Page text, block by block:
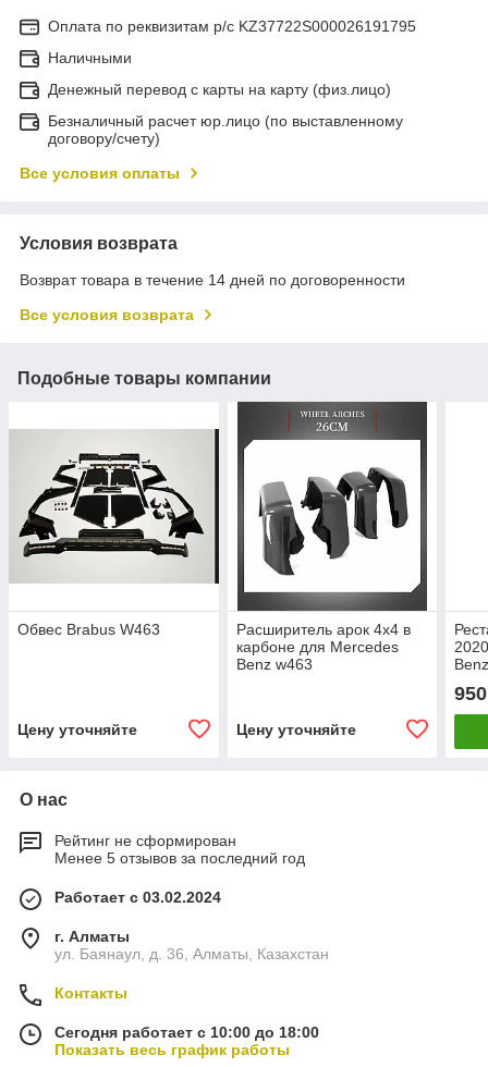
Оплата по реквизитам р/с KZ37722S000026191795
Наличными
Денежный перевод с карты на карту (физ.лицо)
Безналичный расчет юр.лицо (по выставленному
договору/счету)
Все условия оплаты
Условия возврата
Возврат товара в течение 14 дней по договоренности
Все условия возврата
Подобные товары компании
Обвес Brabus W463
Цену уточняйте
Расширитель арок 4х4 в
карбоне для Mercedes
Benz w463
Цену уточняйте
О нас
Рейтинг не сформирован
Менее 5 отзывов за последний год
Работает с 03.02.2024
г. Алматы
ул. Баянаул, д. 36, Алматы, Казахстан
Контакты
Сегодня работает с 10:00 до 18:00
Показать весь график работы